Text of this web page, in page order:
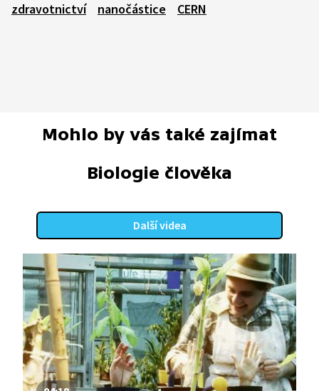
zdravotnictví
nanočástice CERN
Mohlo by vás také zajímat
Biologie člověka
Další videa